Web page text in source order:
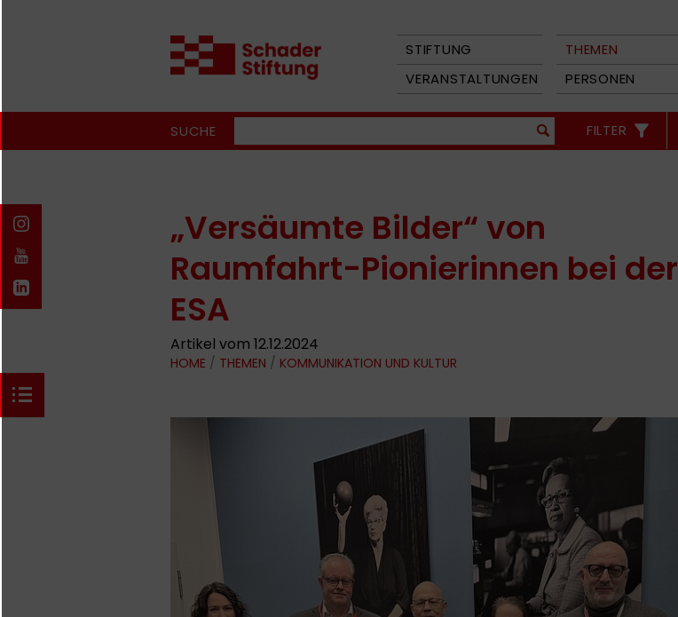
STIFTUNG THEMEN
VERANSTALTUNGEN
PERSONEN
SUCHE FILTER
„Versäumte Bilder“ von
Raumfahrt-Pionierinnen bei der
ESA
Artikel vom 12.12.2024
HOME / THEMEN / KOMMUNIKATION UND KULTUR